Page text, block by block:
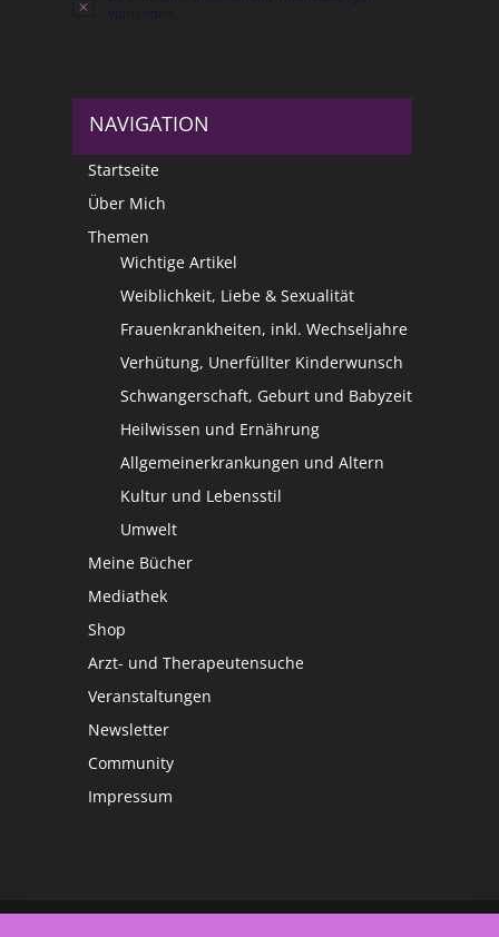
Hinweis
NAVIGATION
Startseite
Über Mich
Themen
Wichtige Artikel
Weiblichkeit, Liebe & Sexualität
Frauenkrankheiten, inkl. Wechseljahre
Verhütung, Unerfüllter Kinderwunsch
Schwangerschaft, Geburt und Babyzeit
Heilwissen und Ernährung
Allgemeinerkrankungen und Altern
Kultur und Lebensstil
Umwelt
Meine Bücher
Mediathek
Shop
Arzt- und Therapeutensuche
Veranstaltungen
Newsletter
Community
Impressum